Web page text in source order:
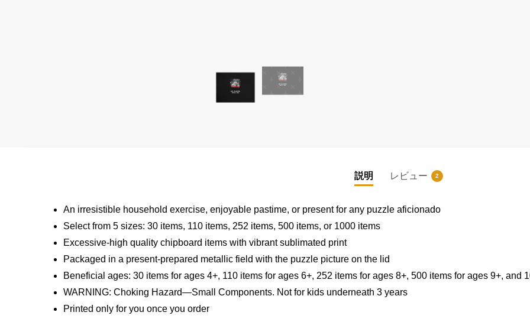
説明 レビュー 2
An irresistible household exercise, enjoyable pastime, or present for any puzzle aficionado
Select from 5 sizes: 30 items, 110 items, 252 items, 500 items, or 1000 items
Excessive-high quality chipboard items with vibrant sublimated print
Packaged in a present-prepared metallic field with the puzzle picture on the lid
Beneficial ages: 30 items for ages 4+, 110 items for ages 6+, 252 items for ages 8+, 500 items for ages 9+, and
WARNING: Choking Hazard—Small Components. Not for kids underneath 3 years
Printed only for you once you order